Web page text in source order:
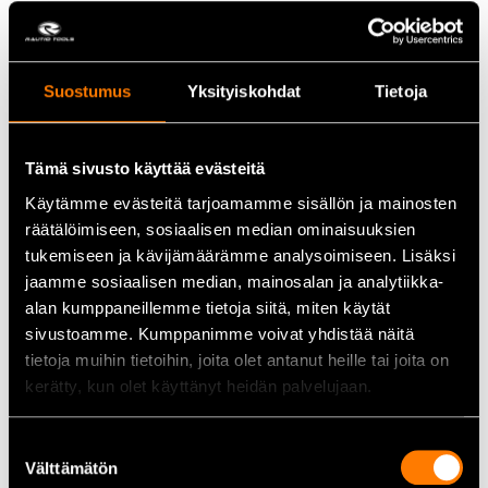
Suostumus Yksityiskohdat Tietoja
Tämä sivusto käyttää evästeitä
Käytämme evästeitä tarjoamamme sisällön ja mainosten
räätälöimiseen, sosiaalisen median ominaisuuksien
tukemiseen ja kävijämäärämme analysoimiseen. Lisäksi
jaamme sosiaalisen median, mainosalan ja analytiikka-
alan kumppaneillemme tietoja siitä, miten käytät
sivustoamme. Kumppanimme voivat yhdistää näitä
tietoja muihin tietoihin, joita olet antanut heille tai joita on
kerätty, kun olet käyttänyt heidän palvelujaan.
valinta
Välttämätön
Keskeiset ominaisuudet
Sähkösinkitys suojaa korroosiolta ja lisää kestävyyttä.
Kannaton muotoilu takaa huomaamattoman kiinnityksen.
Tekniset tiedot
Paksuus:0,6 mm
Pituus:25 mm
Gauge:23 Ga
Materiaali:Sähkösinkitty teräs
Pakkauskoko:10 000 kpl
Käyttökohteet
Pinninaulat sopivat täydellisesti viimeistelytöihin, kuten
kaapinrakennukseen, joissa vaaditaan huomaamatonta ja